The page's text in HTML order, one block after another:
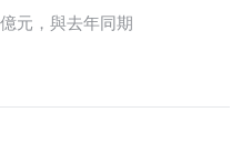
元，與去年同期